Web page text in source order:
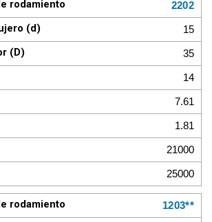
2202
15
35
14
7.61
1.81
21000
25000
1203**